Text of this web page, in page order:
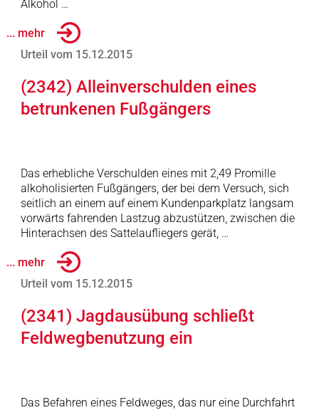
Alkohol …
... mehr
Urteil vom 15.12.2015
(2342) Alleinverschulden eines
betrunkenen Fußgängers
Das erhebliche Verschulden eines mit 2,49 Promille
alkoholisierten Fußgängers, der bei dem Versuch, sich
seitlich an einem auf einem Kundenparkplatz langsam
vorwärts fahrenden Lastzug abzustützen, zwischen die
Hinterachsen des Sattelaufliegers gerät, …
... mehr
Urteil vom 15.12.2015
(2341) Jagdausübung schließt
Feldwegbenutzung ein
Das Befahren eines Feldweges, das nur eine Durchfahrt